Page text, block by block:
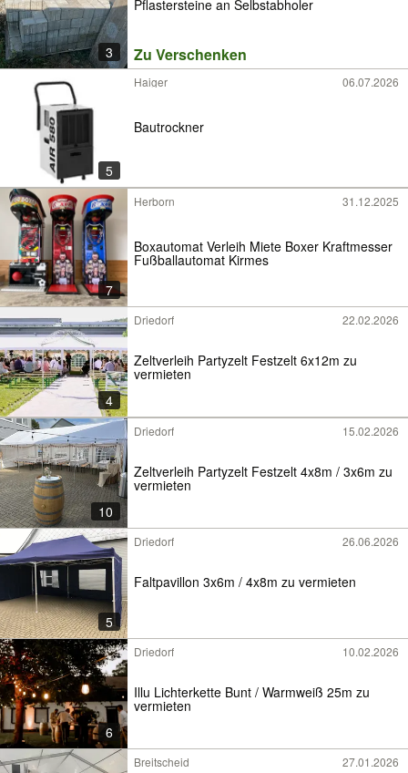
3
Pflastersteine an Selbstabholer
Zu Verschenken
5
Haiger 06.07.2026
Bautrockner
7
Herborn 31.12.2025
Boxautomat Verleih Miete Boxer Kraftmesser
Fußballautomat Kirmes
4
Driedorf 22.02.2026
Zeltverleih Partyzelt Festzelt 6x12m zu
vermieten
10
Driedorf 15.02.2026
Zeltverleih Partyzelt Festzelt 4x8m / 3x6m zu
vermieten
5
Driedorf 26.06.2026
Faltpavillon 3x6m / 4x8m zu vermieten
6
Driedorf 10.02.2026
Illu Lichterkette Bunt / Warmweiß 25m zu
vermieten
Breitscheid 27.01.2026